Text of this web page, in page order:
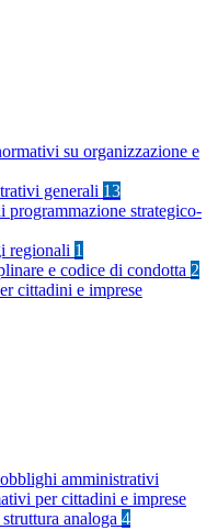
su organizzazione e
generali 13
programmazione strategico-
regionali 1
e codice di condotta 2
cittadini e imprese
amministrativi
per cittadini e imprese
analoga 4